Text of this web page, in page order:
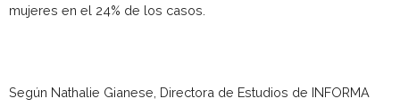
mujeres en el 24% de los casos.
Según Nathalie Gianese, Directora de Estudios de INFORMA